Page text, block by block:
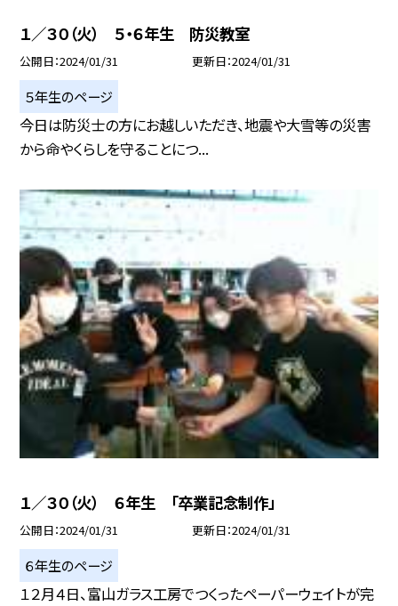
１／３０（火） ５・６年生 防災教室
公開日 2024/01/31 更新日 2024/01/31
５年生のページ
今日は防災士の方にお越しいただき、地震や大雪等の災害
から命やくらしを守ることにつ...
１／３０（火） ６年生 「卒業記念制作」
公開日 2024/01/31 更新日 2024/01/31
６年生のページ
１２月４日、富山ガラス工房でつくったペーパーウェイトが完